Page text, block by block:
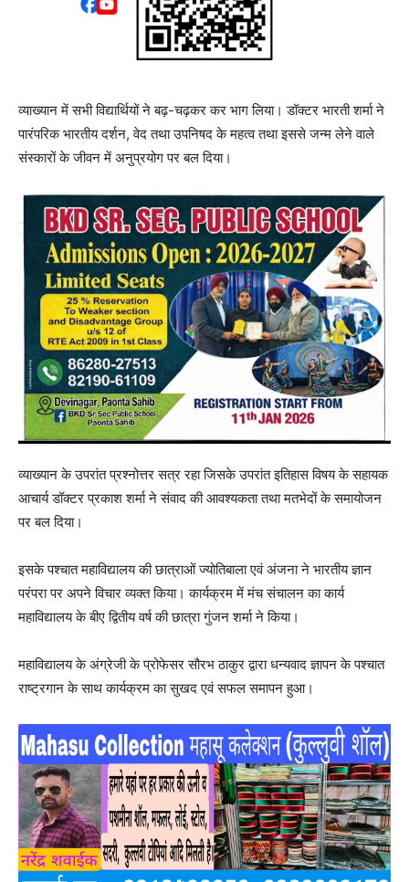
व्याख्यान में सभी विद्यार्थियों ने बढ़-चढ़कर कर भाग लिया। डॉक्टर भारती शर्मा ने
पारंपरिक भारतीय दर्शन, वेद तथा उपनिषद के महत्व तथा इससे जन्म लेने वाले
संस्कारों के जीवन में अनुप्रयोग पर बल दिया।
व्याख्यान के उपरांत प्रश्नोत्तर सत्र रहा जिसके उपरांत इतिहास विषय के सहायक
आचार्य डॉक्टर प्रकाश शर्मा ने संवाद की आवश्यकता तथा मतभेदों के समायोजन
पर बल दिया।
इसके पश्चात महाविद्यालय की छात्राओं ज्योतिबाला एवं अंजना ने भारतीय ज्ञान
परंपरा पर अपने विचार व्यक्त किया। कार्यक्रम में मंच संचालन का कार्य
महाविद्यालय के बीए द्वितीय वर्ष की छात्रा गुंजन शर्मा ने किया।
महाविद्यालय के अंग्रेजी के प्रोफेसर सौरभ ठाकुर द्वारा धन्यवाद ज्ञापन के पश्चात
राष्ट्रगान के साथ कार्यक्रम का सुखद एवं सफल समापन हुआ।